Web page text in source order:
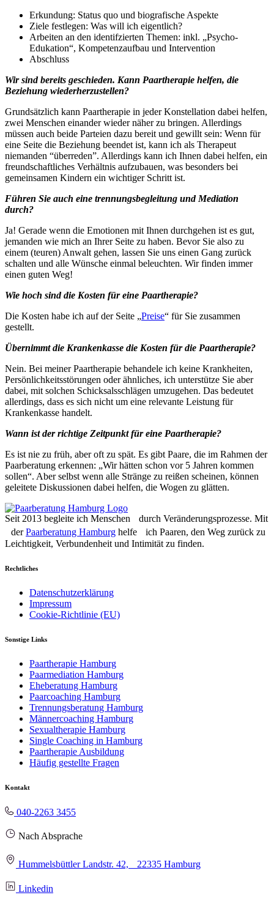
Erkundung: Status quo und biografische Aspekte
Ziele festlegen: Was will ich eigentlich?
Arbeiten an den identifzierten Themen: inkl. „Psycho-
Edukation“, Kompetenzaufbau und Intervention
Abschluss
Wir sind bereits geschieden. Kann Paartherapie helfen, die
Beziehung wiederherzustellen?
Grundsätzlich kann Paartherapie in jeder Konstellation dabei helfen,
zwei Menschen einander wieder näher zu bringen. Allerdings
müssen auch beide Parteien dazu bereit und gewillt sein: Wenn für
eine Seite die Beziehung beendet ist, kann ich als Therapeut
niemanden “überreden”. Allerdings kann ich Ihnen dabei helfen, ein
freundschaftliches Verhältnis aufzubauen, was besonders bei
gemeinsamen Kindern ein wichtiger Schritt ist.
Führen Sie auch eine trennungsbegleitung und Mediation
durch?
Ja! Gerade wenn die Emotionen mit Ihnen durchgehen ist es gut,
jemanden wie mich an Ihrer Seite zu haben. Bevor Sie also zu
einem (teuren) Anwalt gehen, lassen Sie uns einen Gang zurück
schalten und alle Wünsche einmal beleuchten. Wir finden immer
einen guten Weg!
Wie hoch sind die Kosten für eine Paartherapie?
Die Kosten habe ich auf der Seite „Preise“ für Sie zusammen
gestellt.
Übernimmt die Krankenkasse die Kosten für die Paartherapie?
Nein. Bei meiner Paartherapie behandele ich keine Krankheiten,
Persönlichkeitsstörungen oder ähnliches, ich unterstütze Sie aber
dabei, mit solchen Schicksalsschlägen umzugehen. Das bedeutet
allerdings, dass es sich nicht um eine relevante Leistung für
Krankenkasse handelt.
Wann ist der richtige Zeitpunkt für eine Paartherapie?
Es ist nie zu früh, aber oft zu spät. Es gibt Paare, die im Rahmen der
Paarberatung erkennen: „Wir hätten schon vor 5 Jahren kommen
sollen“. Aber selbst wenn alle Stränge zu reißen scheinen, können
geleitete Diskussionen dabei helfen, die Wogen zu glätten.
Seit 2013 begleite ich Menschen durch Veränderungsprozesse. Mit
derPaarberatung Hamburg helfe ich Paaren, den Weg zurück zu
Leichtigkeit, Verbundenheit und Intimität zu finden.
Rechtliches
Datenschutzerklärung
Impressum
Cookie-Richtlinie (EU)
Sonstige Links
Paartherapie Hamburg
Paarmediation Hamburg
Eheberatung Hamburg
Paarcoaching Hamburg
Trennungsberatung Hamburg
Männercoaching Hamburg
Sexualtherapie Hamburg
Single Coaching in Hamburg
Paartherapie Ausbildung
Häufig gestellte Fragen
Kontakt
040-2263 3455
Nach Absprache
Hummelsbüttler Landstr. 42, 22335 Hamburg
Linkedin